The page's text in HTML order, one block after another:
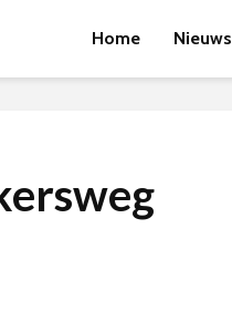
Home Nieuws